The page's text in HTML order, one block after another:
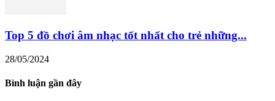
Top 5 đồ chơi âm nhạc tốt nhất cho trẻ những...
28/05/2024
Bình luận gần đây